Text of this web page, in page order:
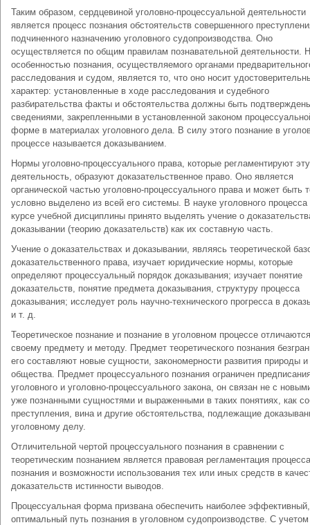
Таким образом, сердцевиной уголовно-процессуальной деятельности
является процесс познания обстоятельств совершенного
подчиненного назначению уголовного судопроизводства. Оно
осуществляется по общим правилам познавательной деятельности.
особенностью познания, осуществляемого органами
расследования и судом, является то, что оно носит
характер: установленные в ходе расследования и судебного
разбирательства факты и обстоятельства должны быть
сведениями, закрепленными в установленной законом
форме в материалах уголовного дела. В силу этого познание в
процессе называется доказыванием.
Нормы уголовно-процессуального права, которые регламентируют эту
деятельность, образуют доказательственное право. Оно является
органической частью уголовно-процессуального права и может быть
условно выделено из всей его системы. В науке уголовного процесса
курсе учебной дисциплины принято выделять учение о
доказывании (теорию доказательств) как их составную часть.
Учение о доказательствах и доказывании, являясь теоретической
доказательственного права, изучает юридические нормы, которые
определяют процессуальный порядок доказывания; изучает понятие
доказательств, понятие предмета доказывания, структуру процесса
доказывания; исследует роль научно-технического прогресса в
и т. д.
Теоретическое познание и познание в уголовном процессе
своему предмету и методу. Предмет теоретического познания
его составляют новые сущности, закономерности развития природы и
общества. Предмет процессуального познания ограничен
уголовного и уголовно-процессуального закона, он связан не с
уже познанными сущностями и выраженными в таких понятиях, как
преступления, вина и другие обстоятельства, подлежащие
уголовному делу.
Отличительной чертой процессуального познания в сравнении с
теоретическим познанием является правовая регламентация процесса
познания и возможности использования тех или иных средств в
доказательств истинности выводов.
Процессуальная форма призвана обеспечить наиболее эффективный,
оптимальный путь познания в уголовном судопроизводстве. С учетом